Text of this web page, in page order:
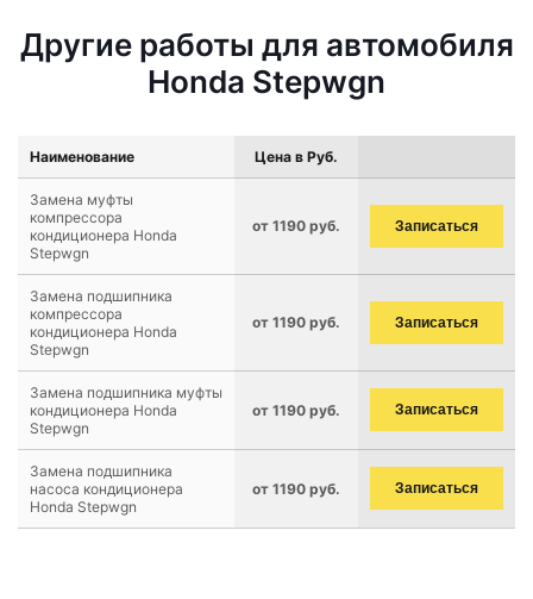
Другие работы для автомобиля
Honda Stepwgn
Наименование Цена в Руб.
Замена муфты
компрессора
кондиционера Honda
Stepwgn
от 1190 руб. Записаться
Замена подшипника
компрессора
кондиционера Honda
Stepwgn
от 1190 руб. Записаться
Замена подшипника муфты
кондиционера Honda
Stepwgn
от 1190 руб. Записаться
Замена подшипника
насоса кондиционера
Honda Stepwgn
от 1190 руб. Записаться